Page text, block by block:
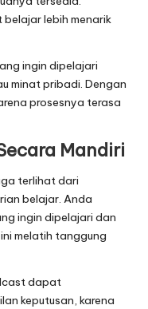
belajar lebih menarik
ingin dipelajari
minat pribadi. Dengan
prosesnya terasa
Mandiri
terlihat dari
belajar. Anda
ingin dipelajari dan
melatih tanggung
dapat
keputusan, karena